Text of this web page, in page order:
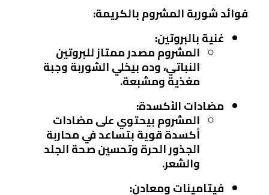
فوائد شوربة المشروم بالكريمة:
غنية بالبروتين:
المشروم مصدر ممتاز للبروتين
النباتي، وده بيخلي الشوربة وجبة
مغذية ومشبعة.
مضادات الأكسدة:
المشروم بيحتوي على مضادات
أكسدة قوية بتساعد في محاربة
الجذور الحرة وتحسين صحة الجلد
والشعر.
فيتامينات ومعادن: